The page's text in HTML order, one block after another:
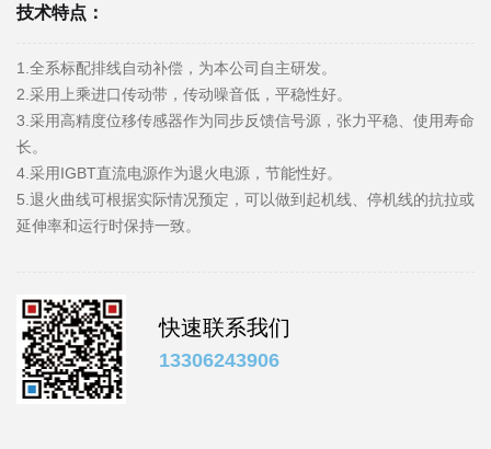
技术特点：
1.全系标配排线自动补偿，为本公司自主研发。
2.采用上乘进口传动带，传动噪音低，平稳性好。
3.采用高精度位移传感器作为同步反馈信号源，张力平稳、使用寿命
长。
4.采用IGBT直流电源作为退火电源，节能性好。
5.退火曲线可根据实际情况预定，可以做到起机线、停机线的抗拉或
延伸率和运行时保持一致。
快速联系我们
13306243906